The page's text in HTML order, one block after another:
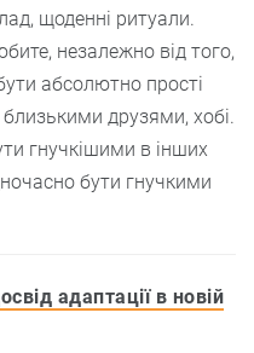
щоденні ритуали.
незалежно від того,
абсолютно прості
друзями, хобі.
гнучкішими в інших
бути гнучкими
адаптації в новій